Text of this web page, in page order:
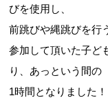
びを使用し、
前跳びや縄跳びを行
参加して頂いた子ど
り、あっという間の
1時間となりました！